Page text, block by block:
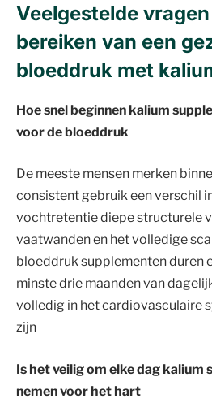
Veelgestelde
bereiken van een
bloeddruk met
Hoe snel beginnen kalium
voor de bloeddruk
De meeste mensen merken
consistent gebruik een verschil
vochtretentie diepe structurele
vaatwanden en het volledige
bloeddruk supplementen duren
minste drie maanden van
volledig in het cardiovasculaire
zijn
Is het veilig om elke dag kalium
nemen voor het hart